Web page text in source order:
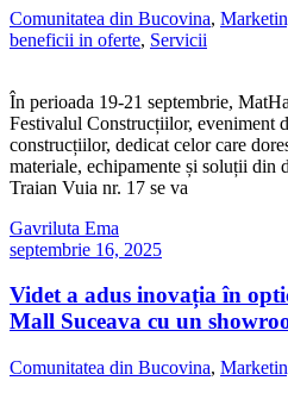
Comunitatea din Bucovina,
beneficii in oferte, Servicii
În perioada 19-21 septembrie,
Festivalul Construcțiilor, eveniment
construcțiilor, dedicat celor care
materiale, echipamente și soluții din
Traian Vuia nr. 17 se va
Gavriluta Ema
septembrie 16, 2025
Videt a adus inovația în
Mall Suceava cu un
Comunitatea din Bucovina,